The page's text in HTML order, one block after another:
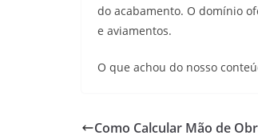
do acabamento. O domínio
e aviamentos.
O que achou do nosso
Como Calcular Mão de